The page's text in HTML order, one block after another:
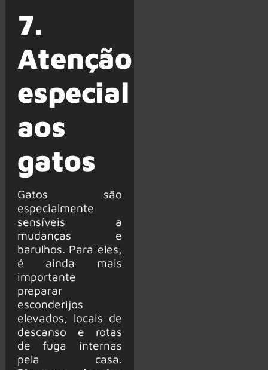
7.
Atenção
especial
aos
gatos
Gatos são
especialmente
sensíveis a
mudanças e
barulhos. Para eles,
é ainda mais
importante
preparar
esconderijos
elevados, locais de
descanso e rotas
de fuga internas
pela casa.